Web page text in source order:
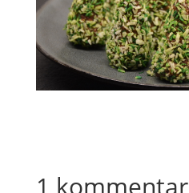
1 kommentar